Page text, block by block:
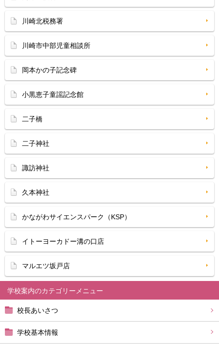
学校案内
校長あいさつ
学校基本情報
川崎北税務署
川崎市中部児童相談所
岡本かの子記念碑
小黒恵子童謡記念館
二子橋
二子神社
諏訪神社
久本神社
かながわサイエンスパーク（KSP）
イトーヨーカドー溝の口店
マルエツ坂戸店